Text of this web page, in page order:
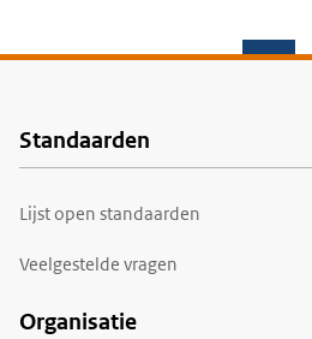
Voet
Standaarden
Lijst open standaarden
Veelgestelde vragen
Organisatie